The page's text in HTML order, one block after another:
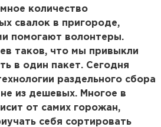
количество
свалок в пригороде,
помогают волонтеры.
таков, что мы привыкли
в один пакет. Сегодня
раздельного сбора
из дешевых. Многое в
от самих горожан,
себя сортировать